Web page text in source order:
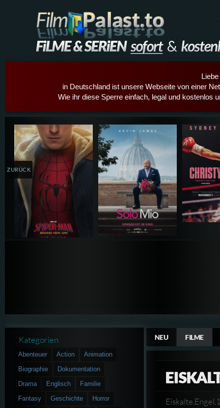
in Deutschland ist unsere Webseite von einer
Wie ihr diese Sperre einfach, legal und kostenlos
Details,Play Details,Play
ZURÜCK
NEU FILME
Kategorien
Abenteuer Action
Animation
Biographie
Dokumentation
Drama
Englisch
Familie
Fantasy
Geschichte
Horror